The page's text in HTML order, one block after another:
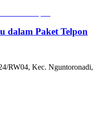
dalam Paket Telpon
RW04, Kec. Nguntoronadi,